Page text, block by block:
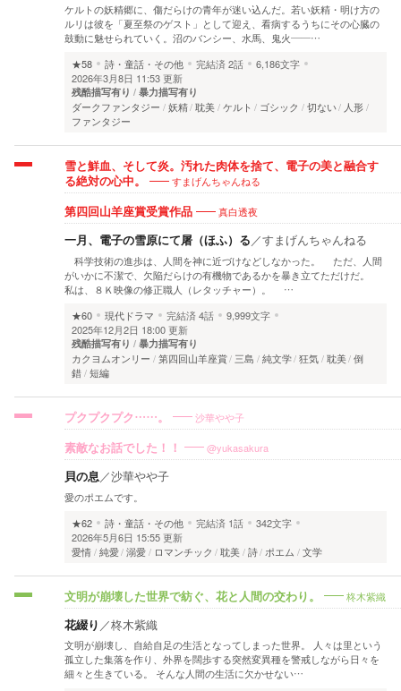
ケルトの妖精郷に、傷だらけの青年が迷い込んだ。若い妖精・明け方の
ルリは彼を「夏至祭のゲスト」として迎え、看病するうちにその心臓の
鼓動に魅せられていく。沼のバンシー、水馬、鬼火——…
★58
詩・童話・その他 完結済2話
6,186文字
2026年3月8日 11:53 更新
残酷描写有り 暴力描写有り
ダークファンタジー 妖精 耽美 ケルト ゴシック 切ない
人形
ファンタジー
雪と鮮血、そして炎。汚れた肉体を捨て、電子の美と融合す
る絶対の心中。
すまげんちゃんねる
第四回山羊座賞受賞作品 真白透夜
一月、電子の雪原にて屠（ほふ）る／すまげんちゃんねる
科学技術の進歩は、人間を神に近づけなどしなかった。 ただ、人間
がいかに不潔で、欠陥だらけの有機物であるかを暴き立てただけだ。
私は、８Ｋ映像の修正職人（レタッチャー）。 …
★60
現代ドラマ 完結済4話
9,999文字
2025年12月2日 18:00 更新
残酷描写有り 暴力描写有り
カクヨムオンリー 第四回山羊座賞 三島 純文学 狂気 耽美 倒
錯 短編
プクプクプク……。 沙華やや子
素敵なお話でした！！ @yukasakura
貝の息／沙華やや子
愛のポエムです。
★62
詩・童話・その他 完結済 1話
342文字
2026年5月6日 15:55 更新
愛情 純愛 溺愛 ロマンチック 耽美 詩 ポエム 文学
文明が崩壊した世界で紡ぐ、花と人間の交わり。 柊木紫織
花綴り ／柊木紫織
文明が崩壊し、自給自足の生活となってしまった世界。 人々は里という
孤立した集落を作り、外界を闊歩する突然変異種を警戒しながら日々を
細々と生きている。 そんな人間の生活に欠かせない…